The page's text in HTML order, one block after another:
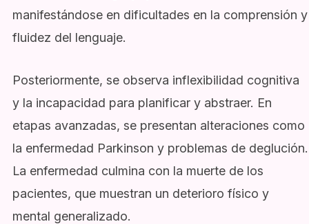
manifestándose en dificultades en la comprensión y
fluidez del lenguaje.
Posteriormente, se observa inflexibilidad cognitiva
y la incapacidad para planificar y abstraer. En
etapas avanzadas, se presentan alteraciones como
la enfermedad Parkinson y problemas de deglución.
La enfermedad culmina con la muerte de los
pacientes, que muestran un deterioro físico y
mental generalizado.